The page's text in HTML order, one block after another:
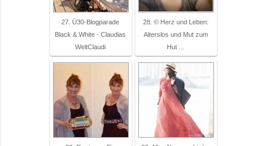
27. Ü30-Blogparade
Black & White - Claudias
WeltClaudi
28. © Herz und Leben:
Alterslos und Mut zum
Hut ...